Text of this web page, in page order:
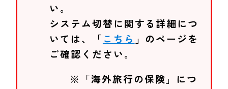
い。
システム切替に関する詳細につ
いては、「 こちら 」のページを
ご確認ください。
※「海外旅行の保険」につ